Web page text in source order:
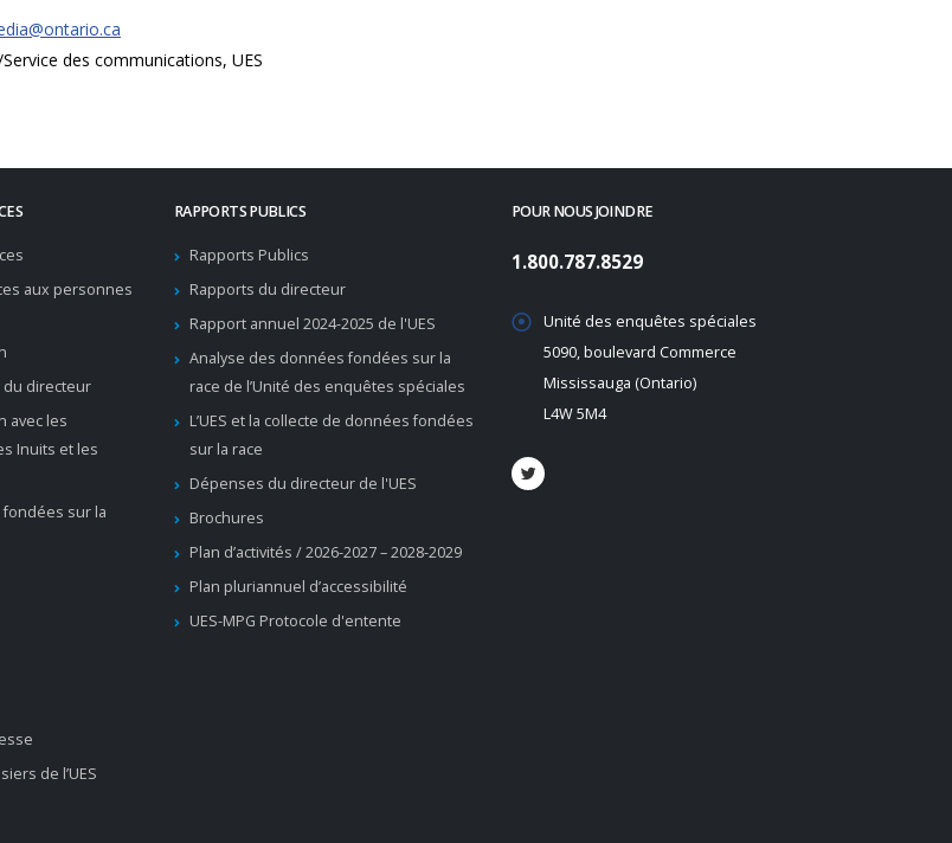
des communications, UES
aux personnes
du directeur
avec les
Inuits et les
sur la
RAPPORTS PUBLICS
Rapports Publics
Rapports du directeur
Rapport annuel 2024-2025 de l'UES
Analyse des données fondées sur la
race de l’Unité des enquêtes spéciales
L’UES et la collecte de données fondées
sur la race
Dépenses du directeur de l'UES
Brochures
Plan d’activités / 2026-2027 – 2028-2029
Plan pluriannuel d’accessibilité
UES-MPG Protocole d'entente
de l’UES
POUR NOUS JOINDRE
1.800.787.8529
Unité des enquêtes spéciales
5090, boulevard Commerce
Mississauga (Ontario)
L4W 5M4